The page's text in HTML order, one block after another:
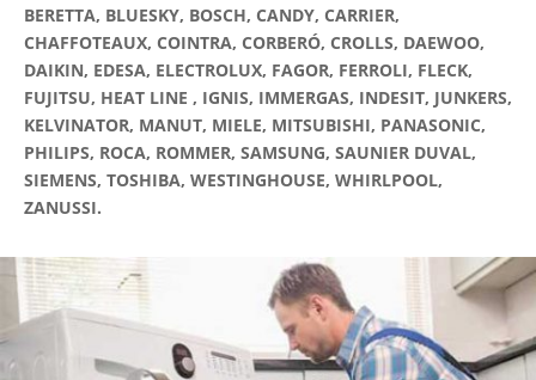
BERETTA, BLUESKY, BOSCH, CANDY, CARRIER,
CHAFFOTEAUX, COINTRA, CORBERÓ, CROLLS, DAEWOO,
DAIKIN, EDESA, ELECTROLUX, FAGOR, FERROLI, FLECK,
FUJITSU, HEAT LINE , IGNIS, IMMERGAS, INDESIT, JUNKERS,
KELVINATOR, MANUT, MIELE, MITSUBISHI, PANASONIC,
PHILIPS, ROCA, ROMMER, SAMSUNG, SAUNIER DUVAL,
SIEMENS, TOSHIBA, WESTINGHOUSE, WHIRLPOOL,
ZANUSSI.